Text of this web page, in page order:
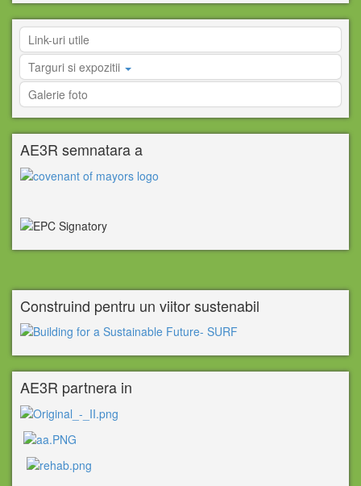
Link-uri utile
Targuri si expozitii
Galerie foto
AE3R semnatara a
Construind pentru un viitor sustenabil
AE3R partnera in